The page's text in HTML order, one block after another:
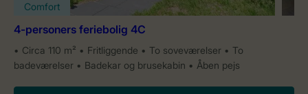
Comfort
4-personers feriebolig 4C
Circa 110 m² Fritliggende To soveværelser
To
badeværelser
Badekar og brusekabin Åben pejs